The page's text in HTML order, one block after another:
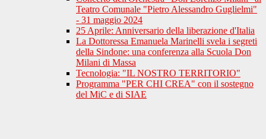
Teatro Comunale "Pietro Alessandro Guglielmi"
- 31 maggio 2024
25 Aprile: Anniversario della liberazione d'Italia
La Dottoressa Emanuela Marinelli svela i segreti
della Sindone: una conferenza alla Scuola Don
Milani di Massa
Tecnologia: "IL NOSTRO TERRITORIO"
Programma "PER CHI CREA" con il sostegno
del MiC e di SIAE